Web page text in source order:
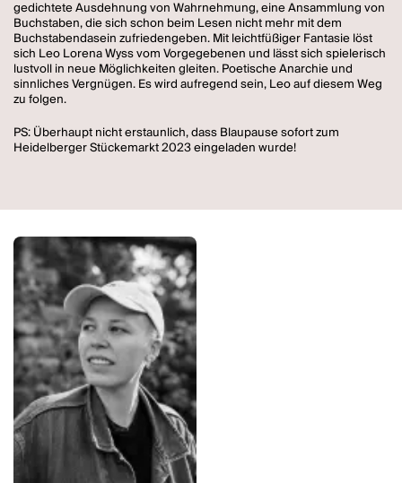
gedichtete Ausdehnung von Wahrnehmung, eine Ansammlung von
Buchstaben, die sich schon beim Lesen nicht mehr mit dem
Buchstabendasein zufriedengeben. Mit leichtfüßiger Fantasie löst
sich Leo Lorena Wyss vom Vorgegebenen und lässt sich spielerisch
lustvoll in neue Möglichkeiten gleiten. Poetische Anarchie und
sinnliches Vergnügen. Es wird aufregend sein, Leo auf diesem Weg
zu folgen.
PS: Überhaupt nicht erstaunlich, dass Blaupause sofort zum
Heidelberger Stückemarkt 2023 eingeladen wurde!